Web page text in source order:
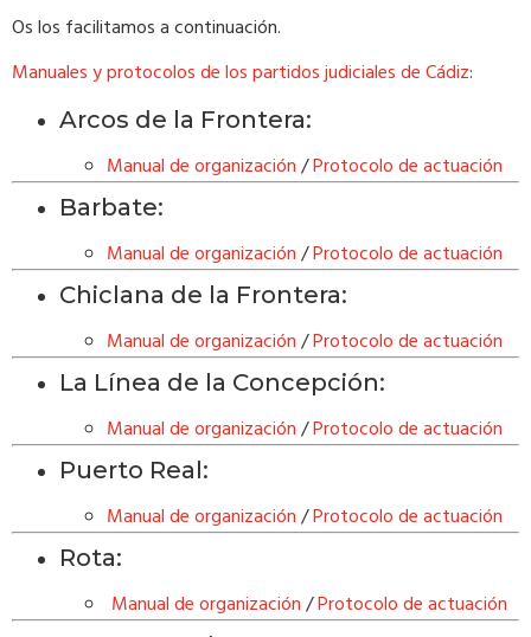
Os los facilitamos a continuación.
Manuales y protocolos de los partidos judiciales de Cádiz:
Arcos de la Frontera:
Manual de organización/Protocolo de actuación
Barbate:
Manual de organización/Protocolo de actuación
Chiclana de la Frontera:
Manual de organización/Protocolo de actuación
La Línea de la Concepción:
Manual de organización/Protocolo de actuación
Puerto Real:
Manual de organización/Protocolo de actuación
Rota:
Manual de organización/Protocolo de actuación